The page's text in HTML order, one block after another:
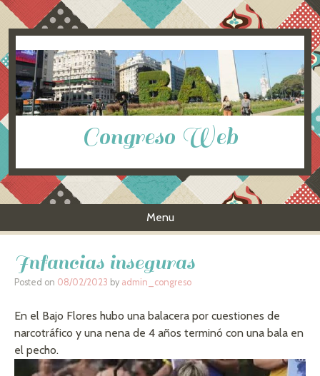
Congreso Web
Menu
Infancias inseguras
Posted on 08/02/2023 by admin_congreso
En el Bajo Flores hubo una balacera por cuestiones de
narcotráfico y una nena de 4 años terminó con una bala en
el pecho.